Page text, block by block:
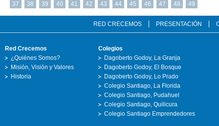
37
38 39 40 41 42 43 44 45 46 47 48 49
RED CRECEMOS PRESENTACIÓN
Red Crecemos
¿Quiénes Somos?
Misión, Visión y Valores
Historia
Colegios
Dagoberto Godoy, La Granja
Dagoberto Godoy, El Bosque
Dagoberto Godoy, Lo Prado
Colegio Santiago, La Florida
Colegio Santiago, Pudahuel
Colegio Santiago, Quilicura
Colegio Santiago Emprendedores